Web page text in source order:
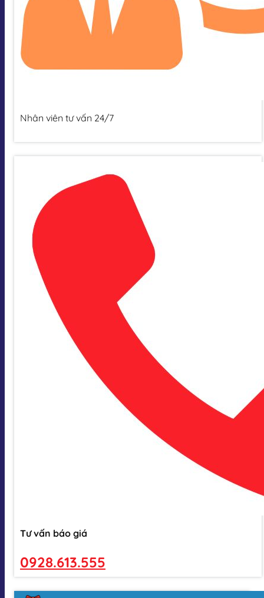
Nhân viên tư vấn 24/7
Tư vấn báo giá
0928.613.555